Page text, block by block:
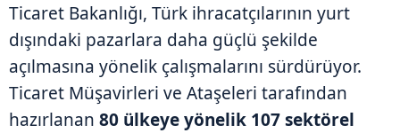
Ticaret Bakanlığı, Türk ihracatçılarının yurt
dışındaki pazarlara daha güçlü şekilde
açılmasına yönelik çalışmalarını sürdürüyor.
Ticaret Müşavirleri ve Ataşeleri tarafından
hazırlanan 80 ülkeye yönelik 107 sektörel